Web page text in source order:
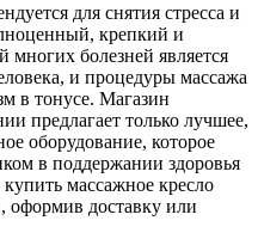
для снятия стресса и
крепкий и
болезней является
и процедуры массажа
в тонусе. Магазин
предлагает только лучшее,
оборудование, которое
в поддержании здоровья
массажное кресло
оформив доставку или